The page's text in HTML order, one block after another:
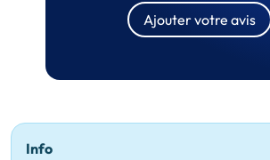
Ajouter votre avis
Info